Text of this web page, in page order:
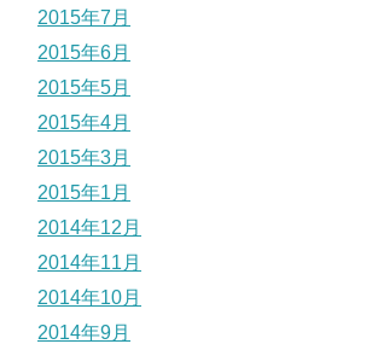
2015年7月
2015年6月
2015年5月
2015年4月
2015年3月
2015年1月
2014年12月
2014年11月
2014年10月
2014年9月